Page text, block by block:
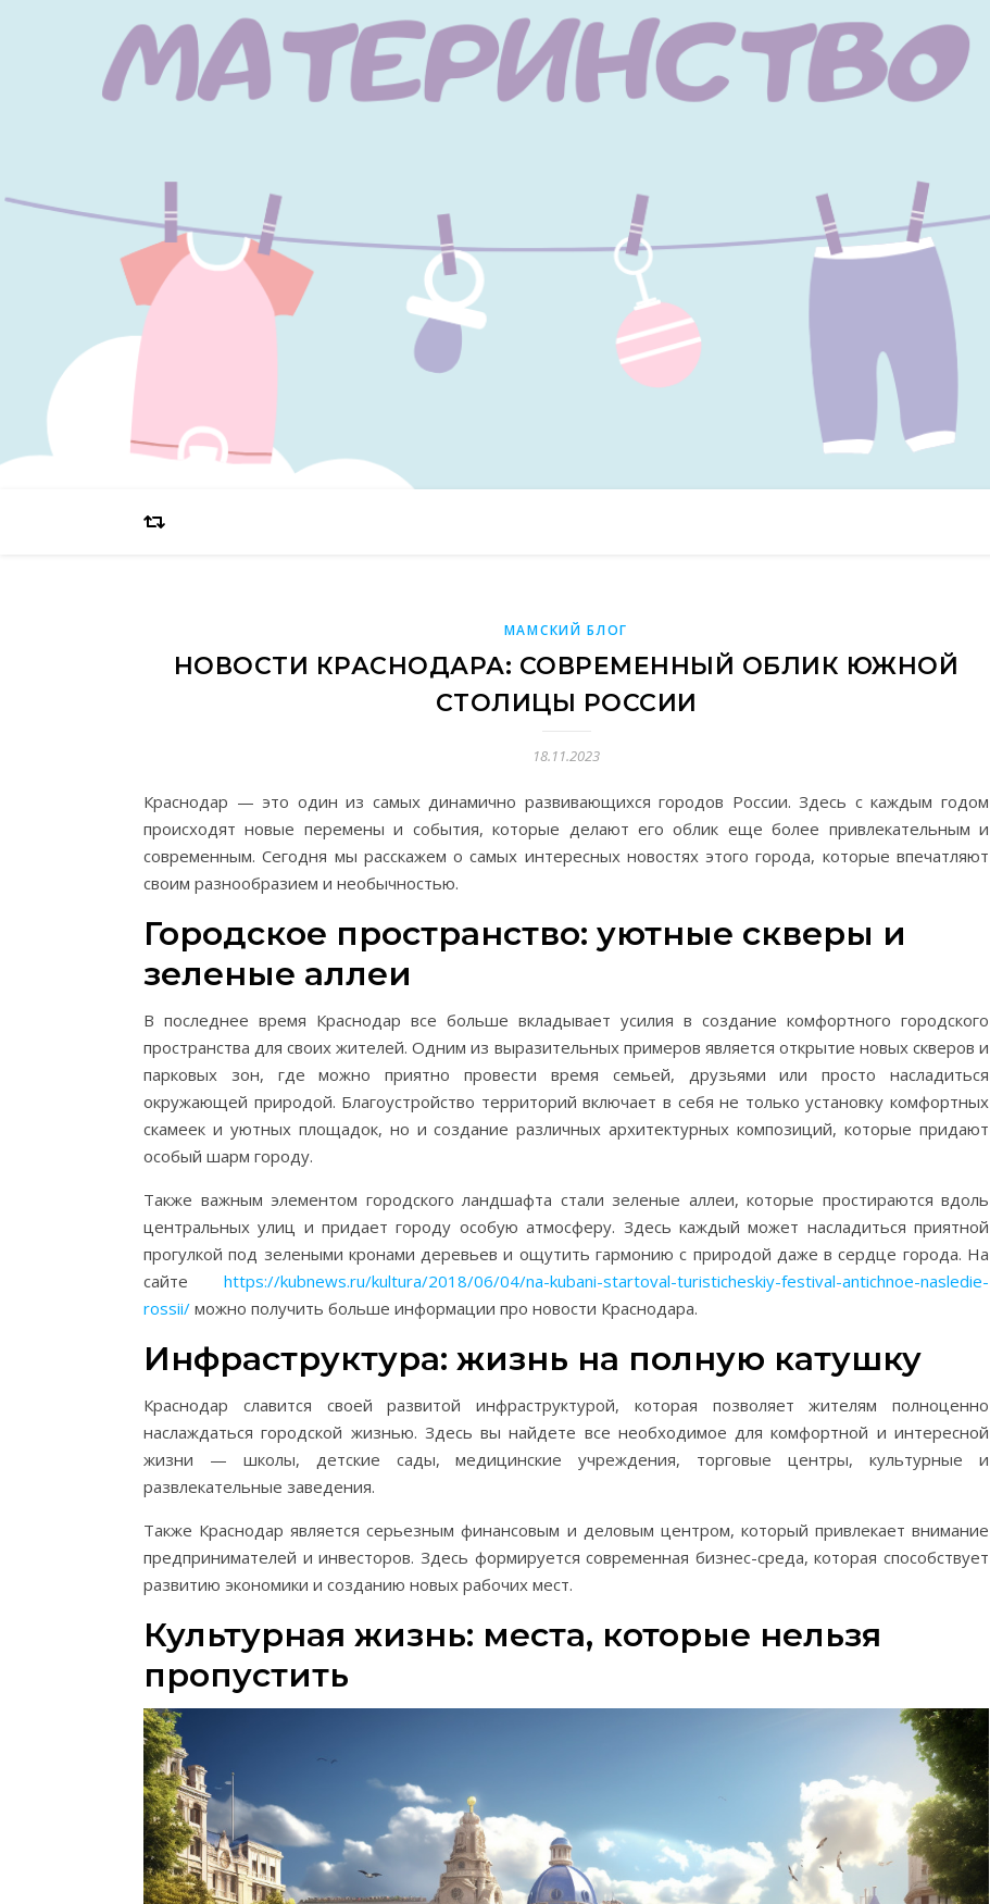
МАМСКИЙ БЛОГ
НОВОСТИ КРАСНОДАРА: СОВРЕМЕННЫЙ ОБЛИК ЮЖНОЙ
СТОЛИЦЫ РОССИИ
18.11.2023
Краснодар — это один из самых динамично развивающихся городов России. Здесь с каждым годом
происходят новые перемены и события, которые делают его облик еще более привлекательным и
современным. Сегодня мы расскажем о самых интересных новостях этого города, которые впечатляют
своим разнообразием и необычностью.
Городское пространство: уютные скверы и
зеленые аллеи
В последнее время Краснодар все больше вкладывает усилия в создание комфортного городского
пространства для своих жителей. Одним из выразительных примеров является открытие новых скверов и
парковых зон, где можно приятно провести время семьей, друзьями или просто насладиться
окружающей природой. Благоустройство территорий включает в себя не только установку комфортных
скамеек и уютных площадок, но и создание различных архитектурных композиций, которые придают
особый шарм городу.
Также важным элементом городского ландшафта стали зеленые аллеи, которые простираются вдоль
центральных улиц и придает городу особую атмосферу. Здесь каждый может насладиться приятной
прогулкой под зелеными кронами деревьев и ощутить гармонию с природой даже в сердце города. На
сайте https://kubnews.ru/kultura/2018/06/04/na-kubani-startoval-turisticheskiy-festival-antichnoe-nasledie-
rossii/ можно получить больше информации про новости Краснодара.
Инфраструктура: жизнь на полную катушку
Краснодар славится своей развитой инфраструктурой, которая позволяет жителям полноценно
наслаждаться городской жизнью. Здесь вы найдете все необходимое для комфортной и интересной
жизни — школы, детские сады, медицинские учреждения, торговые центры, культурные и
развлекательные заведения.
Также Краснодар является серьезным финансовым и деловым центром, который привлекает внимание
предпринимателей и инвесторов. Здесь формируется современная бизнес-среда, которая способствует
развитию экономики и созданию новых рабочих мест.
Культурная жизнь: места, которые нельзя
пропустить